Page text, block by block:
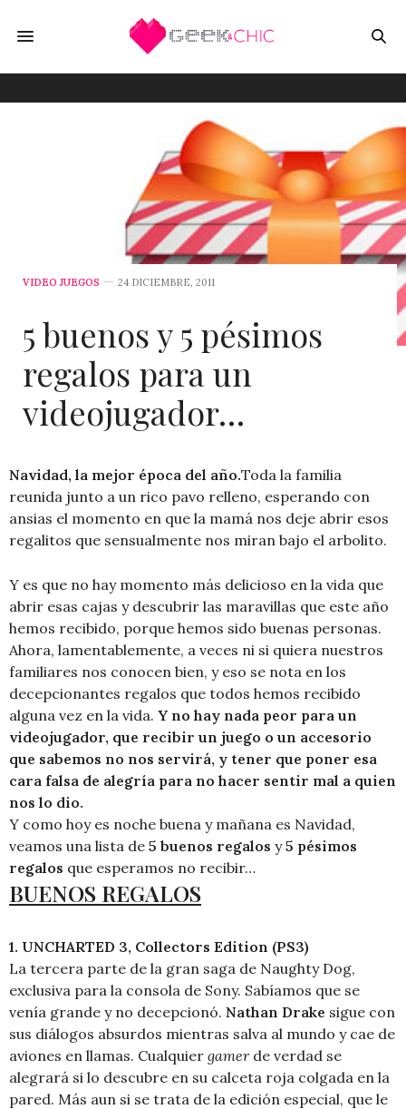
VIDEO JUEGOS 24 DICIEMBRE, 2011
5 buenos y 5 pésimos
regalos para un
videojugador…
Navidad, la mejor época del año.Toda la familia
reunida junto a un rico pavo relleno, esperando con
ansias el momento en que la mamá nos deje abrir esos
regalitos que sensualmente nos miran bajo el arbolito.
Y es que no hay momento más delicioso en la vida que
abrir esas cajas y descubrir las maravillas que este año
hemos recibido, porque hemos sido buenas personas.
Ahora, lamentablemente, a veces ni si quiera nuestros
familiares nos conocen bien, y eso se nota en los
decepcionantes regalos que todos hemos recibido
alguna vez en la vida. Y no hay nada peor para un
videojugador, que recibir un juego o un accesorio
que sabemos no nos servirá, y tener que poner esa
cara falsa de alegría para no hacer sentir mal a quien
nos lo dio.
Y como hoy es noche buena y mañana es Navidad,
veamos una lista de 5 buenos regalos y5 pésimos
regalos que esperamos no recibir…
BUENOS REGALOS
1. UNCHARTED 3, Collectors Edition (PS3)
La tercera parte de la gran saga de Naughty Dog,
exclusiva para la consola de Sony. Sabíamos que se
venía grande y no decepcionó. Nathan Drake sigue con
sus diálogos absurdos mientras salva al mundo y cae de
aviones en llamas. Cualquier gamerde verdad se
alegrará si lo descubre en su calceta roja colgada en la
pared. Más aun si se trata de la edición especial, que le